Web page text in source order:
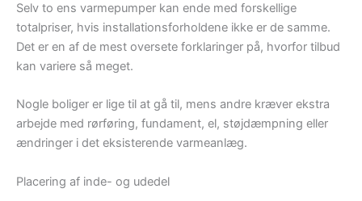
Selv to ens varmepumper kan ende med forskellige
totalpriser, hvis installationsforholdene ikke er de samme.
Det er en af de mest oversete forklaringer på, hvorfor tilbud
kan variere så meget.
Nogle boliger er lige til at gå til, mens andre kræver ekstra
arbejde med rørføring, fundament, el, støjdæmpning eller
ændringer i det eksisterende varmeanlæg.
Placering af inde- og udedel